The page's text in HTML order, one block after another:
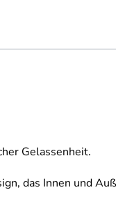
Gelassenheit.
das Innen und